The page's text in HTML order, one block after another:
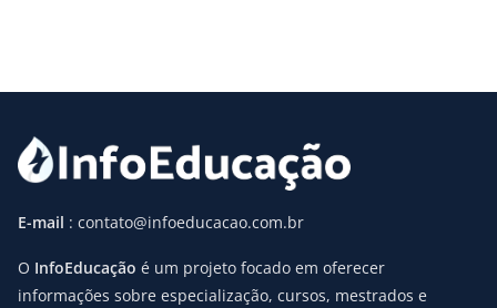
E-mail : contato@infoeducacao.com.br
O InfoEducação é um projeto focado em oferecer
informações sobre especialização, cursos, mestrados e